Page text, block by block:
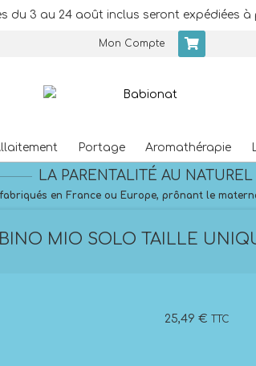
du 3 au 24 août inclus seront expédiées
Mon Compte
Primary
Navigation
Menu
Portage Aromathérapie
LA PARENTALITÉ AU NATUREL
en France ou Europe, prônant le
MIO SOLO TAILLE
25,49€ TTC